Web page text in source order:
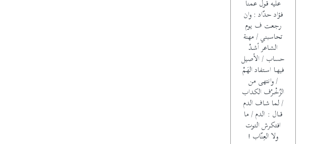
عليه قول عمنا
فؤاد حدّاد : وان
رجعت ف يوم
تحاسبني / مهنة
الشـاعر أشـدْ
حساب / الأصيل
فيهــا اسـتفاد الهَـمْ
/ وانتهى من
الزُخْــرُف الكداب
/ لما شـاف الدم
قـــال : الدم / ما
افتكـرش التوت
ولا العِنّاب !